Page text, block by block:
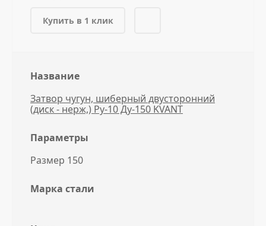
Купить в 1 клик
Название
Затвор чугун, шиберный двусторонний
(диск - нерж,) Ру-10 Ду-150 KVANT
Параметры
Размер 150
Марка стали